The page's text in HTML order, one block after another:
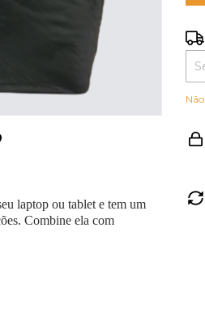
laptop ou tablet e tem um
Combine ela com